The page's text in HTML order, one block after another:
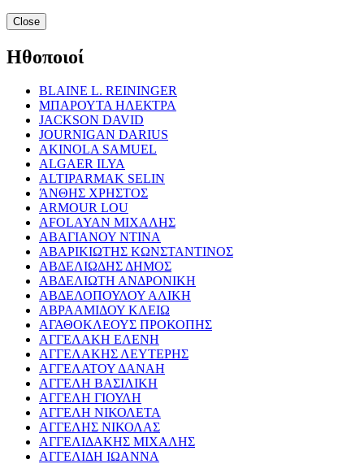
Close
Ηθοποιοί
BLAINE L. REININGER
ΜΠΑΡΟΥΤΑ ΗΛΕΚΤΡΑ
JACKSON DAVID
JOURNIGAN DARIUS
AKINOLA SAMUEL
ALGAER ILYA
ALTIPARMAK SELIN
ΆΝΘΗΣ ΧΡΗΣΤΟΣ
ARMOUR LOU
AFOLAYAN ΜΙΧΑΛΗΣ
ΑΒΑΓΙΑΝΟΥ ΝΤΙΝΑ
ΑΒΑΡΙΚΙΩΤΗΣ ΚΩΝΣΤΑΝΤΙΝΟΣ
ΑΒΔΕΛΙΩΔΗΣ ΔΗΜΟΣ
ΑΒΔΕΛΙΩΤΗ ΑΝΔΡΟΝΙΚΗ
ΑΒΔΕΛΟΠΟΥΛΟΥ ΑΛΙΚΗ
ΑΒΡΑΑΜΙΔΟΥ ΚΛΕΙΩ
ΑΓΑΘΟΚΛΕΟΥΣ ΠΡΟΚΟΠΗΣ
ΑΓΓΕΛΑΚΗ ΕΛΕΝΗ
ΑΓΓΕΛΑΚΗΣ ΛΕΥΤΕΡΗΣ
ΑΓΓΕΛΑΤΟΥ ΔΑΝΑΗ
ΑΓΓΕΛΗ ΒΑΣΙΛΙΚΗ
ΑΓΓΕΛΗ ΓΙΟΥΛΗ
ΑΓΓΕΛΗ ΝΙΚΟΛΕΤΑ
ΑΓΓΕΛΗΣ ΝΙΚΟΛΑΣ
ΑΓΓΕΛΙΔΑΚΗΣ ΜΙΧΑΛΗΣ
ΑΓΓΕΛΙΔΗ ΙΩΑΝΝΑ